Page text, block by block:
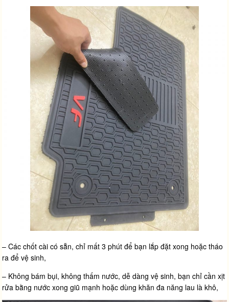
– Các chốt cài có sẵn, chỉ mất 3 phút để bạn lắp đặt xong hoặc tháo
ra để vệ sinh,
– Không bám bụi, không thấm nước, dễ dàng vệ sinh, bạn chỉ cần xịt
rửa bằng nước xong giũ mạnh hoặc dùng khăn đa năng lau là khô,